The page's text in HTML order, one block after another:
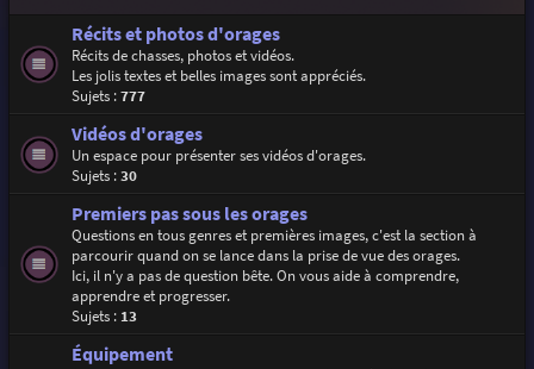
Récits et photos d'orages
Récits de chasses, photos et vidéos.
Les jolis textes et belles images sont appréciés.
Sujets :777
Vidéos d'orages
Un espace pour présenter ses vidéos d'orages.
Sujets :30
Premiers pas sous les orages
Questions en tous genres et premières images, c'est la section à
parcourir quand on se lance dans la prise de vue des orages.
Ici, il n'y a pas de question bête. On vous aide à comprendre,
apprendre et progresser.
Sujets : 13
Équipement